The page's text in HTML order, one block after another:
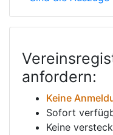
anfordern:
Keine
Sofort
Keine